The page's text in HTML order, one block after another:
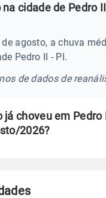
cidade de Pedro
agosto, a chuva
Pedro II - PI.
de dados de
já choveu em Pedro
2026?